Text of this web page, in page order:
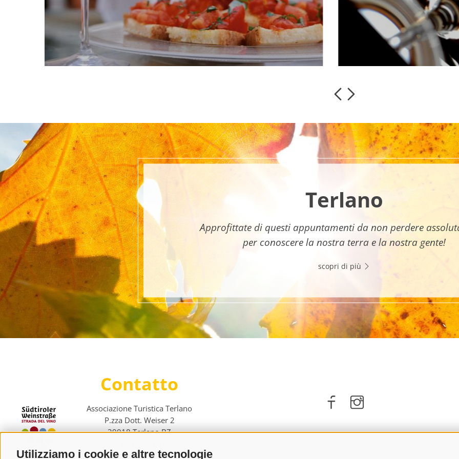
Utilizziamo i cookie e altre tecnologie
scopri di più
Terlano
Approfittate di questi appuntamenti da non perdere
per conoscere la nostra terra e la nostra gente!
scopri di più
Contatto
Associazione Turistica Terlano
P.zza Dott. Weiser 2
39018 Terlano BZ
info@terlan.info